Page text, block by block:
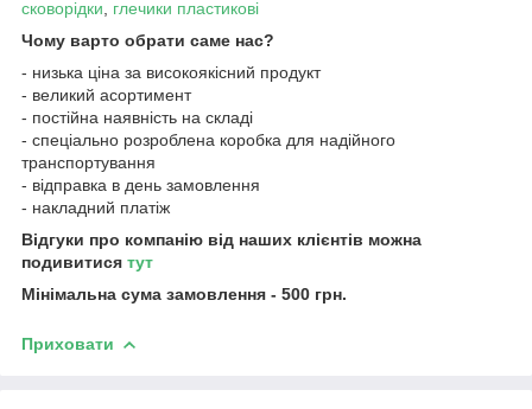
сковорідки
глечики пластикові
Чому варто обрати саме нас?
- низька ціна за високоякісний продукт
- великий асортимент
- постійна наявність на складі
- спеціально розроблена коробка для надійного
транспортування
- відправка в день замовлення
- накладний платіж
Відгуки про компанію від наших клієнтів можна
подивитися тут
Мінімальна сума замовлення - 500 грн.
Приховати